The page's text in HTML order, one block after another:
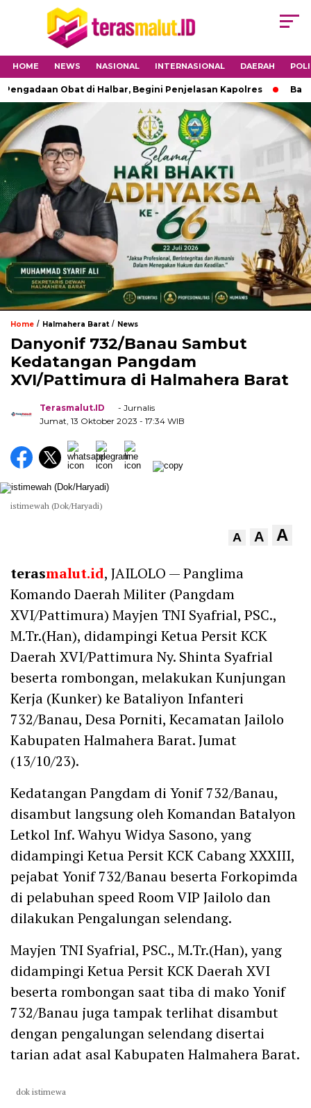
HOME NEWS NASIONAL INTERNASIONAL DAERAH
Obat di Halbar, Begini Penjelasan Kapolres Babinsa
Home / Halmahera Barat/ News
Danyonif 732/Banau Sambut
Kedatangan Pangdam
XVI/Pattimura di Halmahera Barat
Terasmalut.ID
- Jurnalis
Jumat, 13 Oktober 2023 - 17:34 WIB
istimewah (Dok/Haryadi)
A A A
terasmalut.id, JAILOLO — Panglima
Komando Daerah Militer (Pangdam
XVI/Pattimura) Mayjen TNI Syafrial, PSC.,
M.Tr.(Han), didampingi Ketua Persit KCK
Daerah XVI/Pattimura Ny. Shinta Syafrial
beserta rombongan, melakukan Kunjungan
Kerja (Kunker) ke Bataliyon Infanteri
732/Banau, Desa Porniti, Kecamatan Jailolo
Kabupaten Halmahera Barat. Jumat
(13/10/23).
Kedatangan Pangdam di Yonif 732/Banau,
disambut langsung oleh Komandan Batalyon
Letkol Inf. Wahyu Widya Sasono, yang
didampingi Ketua Persit KCK Cabang XXXIII,
pejabat Yonif 732/Banau beserta Forkopimda
di pelabuhan speed Room VIP Jailolo dan
dilakukan Pengalungan selendang.
Mayjen TNI Syafrial, PSC., M.Tr.(Han), yang
didampingi Ketua Persit KCK Daerah XVI
beserta rombongan saat tiba di mako Yonif
732/Banau juga tampak terlihat disambut
dengan pengalungan selendang disertai
tarian adat asal Kabupaten Halmahera Barat.
dok istimewa